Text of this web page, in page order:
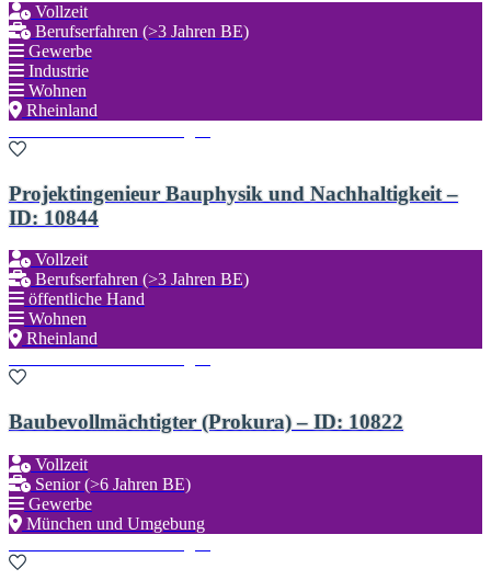
Vollzeit
Berufserfahren (>3 Jahren BE)
Gewerbe
Industrie
Wohnen
Rheinland
Projektingenieur Bauphysik und Nachhaltigkeit –
ID: 10844
Vollzeit
Berufserfahren (>3 Jahren BE)
öffentliche Hand
Wohnen
Rheinland
Baubevollmächtigter (Prokura) – ID: 10822
Vollzeit
Senior (>6 Jahren BE)
Gewerbe
München und Umgebung